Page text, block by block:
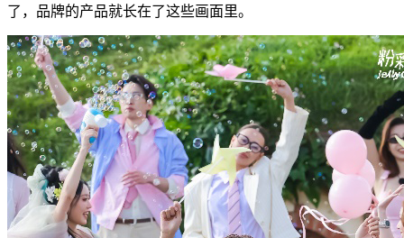
了，品牌的产品就长在了这些画面里。